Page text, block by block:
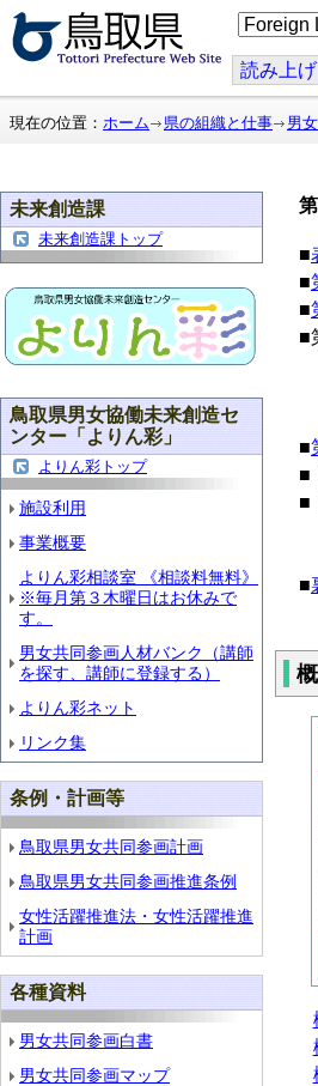
こ
の
ジ
を
翻
読み上げ
現在の位置： ホーム 県の組織と仕事 男
未来創造課
未来創造課トップ
鳥取県男女協働未来創造セ
ンター「よりん彩」
よりん彩トップ
施設利用
事業概要
よりん彩相談室 《相談料無料》
※毎月第３木曜日はお休みで
す。
男女共同参画人材バンク（講師
を探す、講師に登録する）
よりん彩ネット
リンク集
条例・計画等
鳥取県男女共同参画計画
鳥取県男女共同参画推進条例
女性活躍推進法・女性活躍推進
計画
各種資料
男女共同参画白書
男女共同参画マップ
■
■
■
■
■
■
■
■